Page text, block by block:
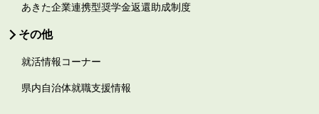
あきた企業連携型奨学金返還助成制度
その他
就活情報コーナー
県内自治体就職支援情報